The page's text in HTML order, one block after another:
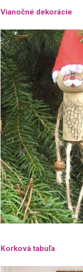
Vianočné dekorácie
Korková tabuľa